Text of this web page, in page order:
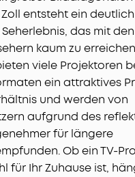
entsteht ein deutlich
das mit den
kaum zu
viele Projektoren
ein attraktives
und werden von
aufgrund des
für längere
Ob ein TV-
für Ihr Zuhause ist,